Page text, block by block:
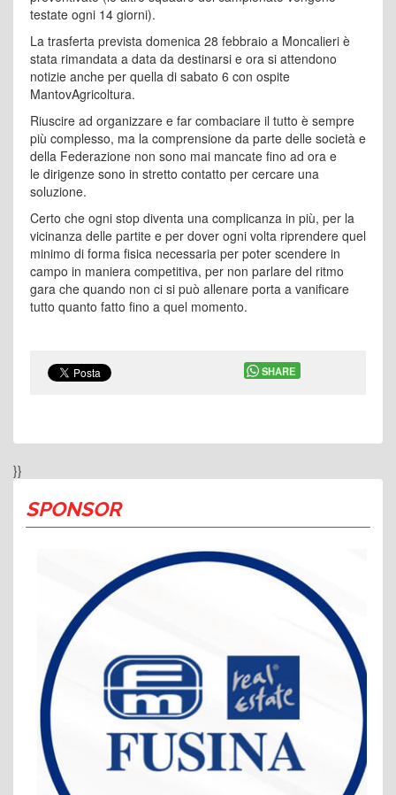
}}
SPONSOR
testate ogni 14 giorni).
La trasferta prevista domenica 28 febbraio a Moncalieri è
stata rimandata a data da destinarsi e ora si attendono
notizie anche per quella di sabato 6 con ospite
MantovAgricoltura.
Riuscire ad organizzare e far combaciare il tutto è sempre
più complesso, ma la comprensione da parte delle società e
della Federazione non sono mai mancate fino ad ora e
le dirigenze sono in stretto contatto per cercare una
soluzione.
Certo che ogni stop diventa una complicanza in più, per la
vicinanza delle partite e per dover ogni volta riprendere quel
minimo di forma fisica necessaria per poter scendere in
campo in maniera competitiva, per non parlare del ritmo
gara che quando non ci si può allenare porta a vanificare
tutto quanto fatto fino a quel momento.
SHARE